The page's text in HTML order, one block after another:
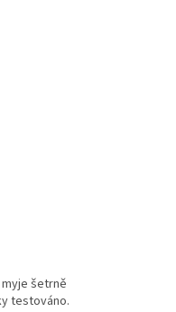
myje šetrně
testováno.